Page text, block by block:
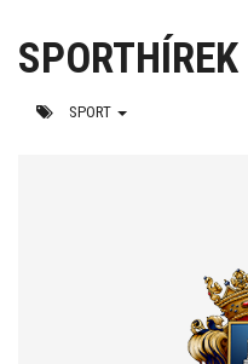
SPORTHÍREK
SPORT